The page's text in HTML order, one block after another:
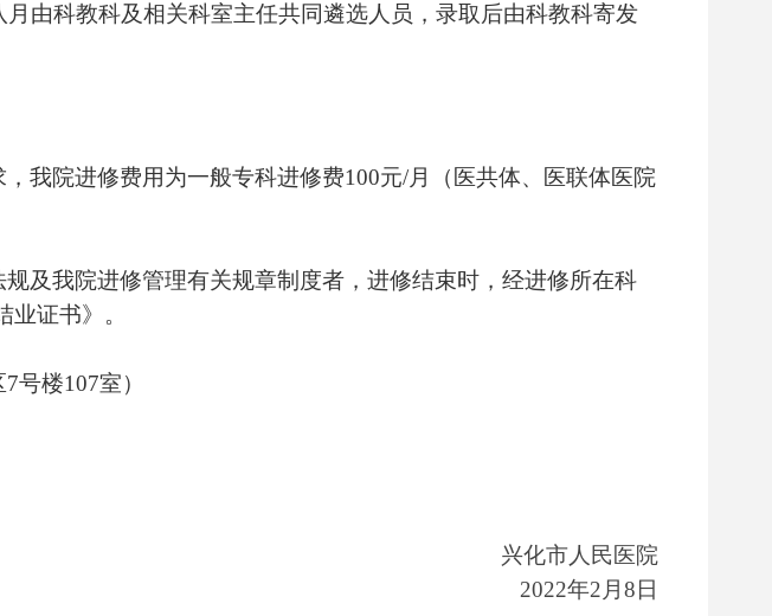
由科教科及相关科室主任共同遴选人员，录取后由科教科寄发
我院进修费用为一般专科进修费100元/月
（医共体、医联体医院
及我院进修管理有关规章制度者，进修结束时，经进修所在科
证书》。
7号楼107室）
兴化市人民医院
2022年2月 8 日